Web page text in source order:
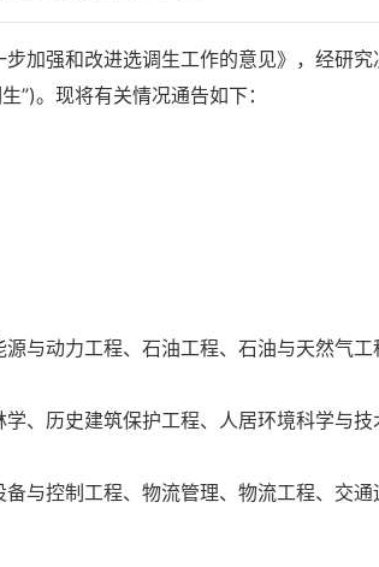
加强和改进选调生工作的意见》，经研究
”)。现将有关情况通告如下：
与动力工程、石油工程、石油与天然气工
、历史建筑保护工程、人居环境科学与技
与控制工程、物流管理、物流工程、交通